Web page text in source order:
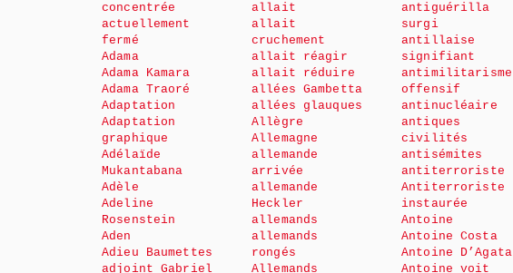
concentrée
actuellement
fermé
Adama
Adama Kamara
Adama Traoré
Adaptation
Adaptation
graphique
Adélaïde
Mukantabana
Adèle
Adeline
Rosenstein
Aden
Adieu Baumettes
adjoint Gabriel
allait
allait
cruchement
allait réagir
allait réduire
allées Gambetta
allées glauques
Allègre
Allemagne
allemande
arrivée
allemande
Heckler
allemands
allemands
rongés
Allemands
antiguérilla
surgi
antillaise
signifiant
antimilitarisme
offensif
antinucléaire
antiques
civilités
antisémites
antiterroriste
Antiterroriste
instaurée
Antoine
Antoine Costa
Antoine D’Agata
Antoine voit